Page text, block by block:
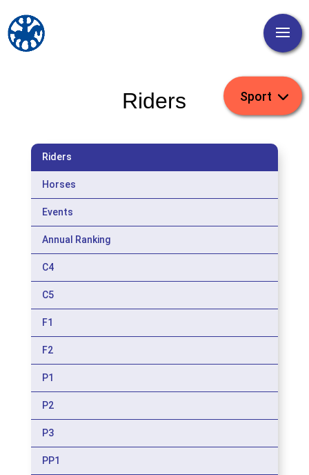
Riders
Riders
Horses
Events
Annual Ranking
C4
C5
F1
F2
P1
P2
P3
PP1